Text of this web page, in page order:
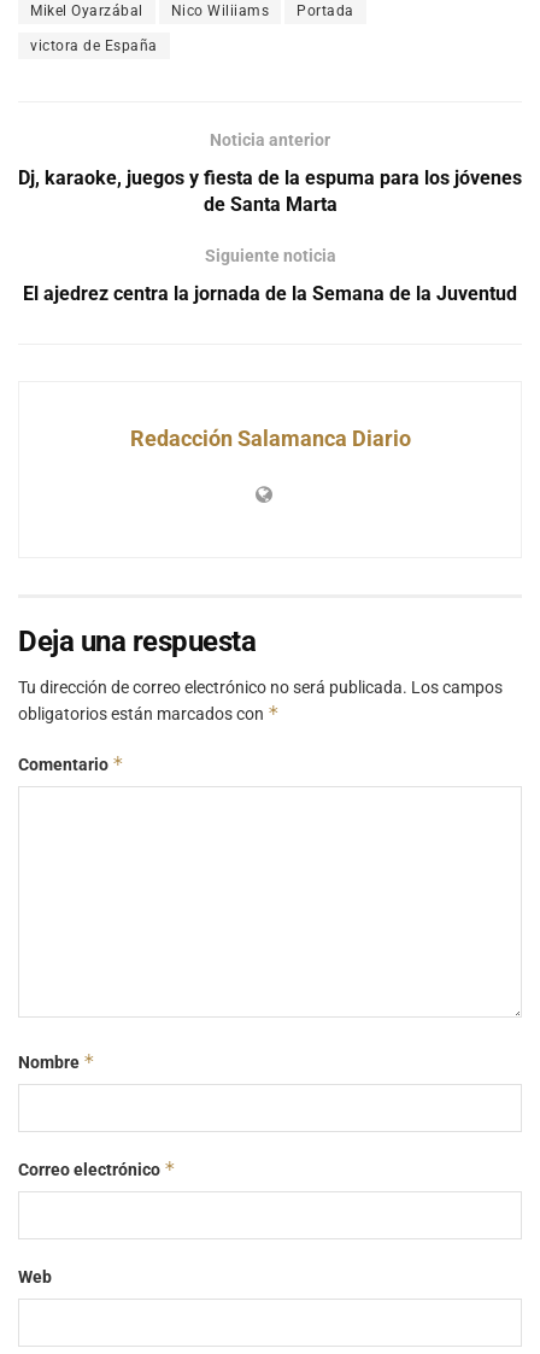
Mikel Oyarzábal Nico Wiliiams Portada
victora de España
Noticia anterior
Dj, karaoke, juegos y fiesta de la espuma para los jóvenes
de Santa Marta
Siguiente noticia
El ajedrez centra la jornada de la Semana de la Juventud
Redacción Salamanca Diario
Deja una respuesta
Tu dirección de correo electrónico no será publicada. Los campos
obligatorios están marcados con *
Comentario *
Nombre *
Correo electrónico *
Web